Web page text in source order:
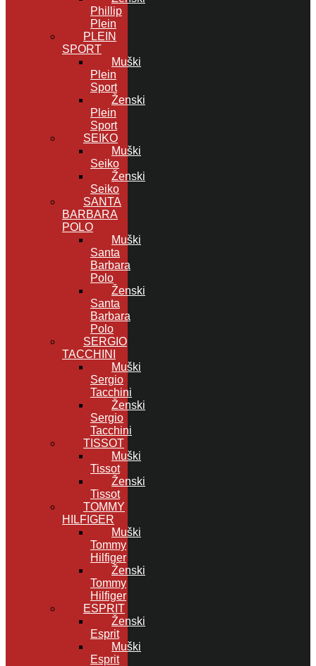
Phillip
Plein
PLEIN
SPORT
Muški
Plein
Sport
Ženski
Plein
Sport
SEIKO
Muški
Seiko
Ženski
Seiko
SANTA
BARBARA
POLO
Muški
Santa
Barbara
Polo
Ženski
Santa
Barbara
Polo
SERGIO
TACCHINI
Muški
Sergio
Tacchini
Ženski
Sergio
Tacchini
TISSOT
Muški
Tissot
Ženski
Tissot
TOMMY
HILFIGER
Muški
Tommy
Hilfiger
Ženski
Tommy
Hilfiger
ESPRIT
Ženski
Esprit
Muški
Esprit